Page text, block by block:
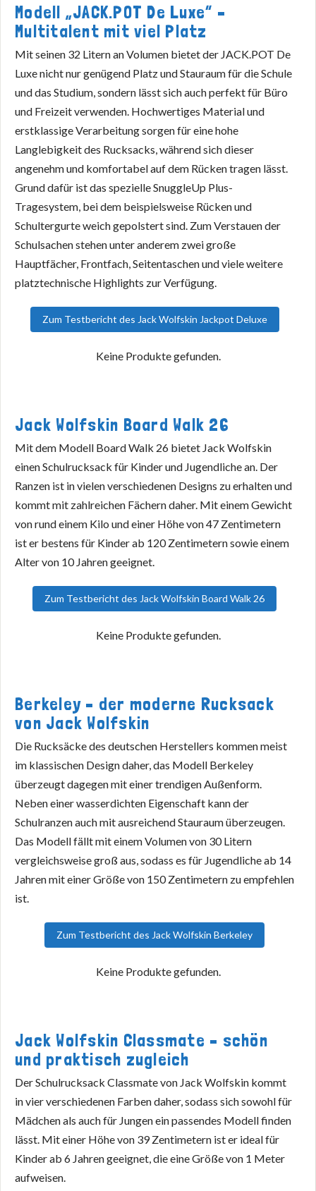
Modell „JACK.POT De Luxe“ –
Multitalent mit viel Platz
Mit seinen 32 Litern an Volumen bietet der JACK.POT De
Luxe nicht nur genügend Platz und Stauraum für die Schule
und das Studium, sondern lässt sich auch perfekt für Büro
und Freizeit verwenden. Hochwertiges Material und
erstklassige Verarbeitung sorgen für eine hohe
Langlebigkeit des Rucksacks, während sich dieser
angenehm und komfortabel auf dem Rücken tragen lässt.
Grund dafür ist das spezielle SnuggleUp Plus-
Tragesystem, bei dem beispielsweise Rücken und
Schultergurte weich gepolstert sind. Zum Verstauen der
Schulsachen stehen unter anderem zwei große
Hauptfächer, Frontfach, Seitentaschen und viele weitere
platztechnische Highlights zur Verfügung.
Zum Testbericht des Jack Wolfskin Jackpot Deluxe
Keine Produkte gefunden.
Jack Wolfskin Board Walk 26
Mit dem Modell Board Walk 26 bietet Jack Wolfskin
einen Schulrucksack für Kinder und Jugendliche an. Der
Ranzen ist in vielen verschiedenen Designs zu erhalten und
kommt mit zahlreichen Fächern daher. Mit einem Gewicht
von rund einem Kilo und einer Höhe von 47 Zentimetern
ist er bestens für Kinder ab 120 Zentimetern sowie einem
Alter von 10 Jahren geeignet.
Zum Testbericht des Jack Wolfskin Board Walk 26
Keine Produkte gefunden.
Berkeley – der moderne Rucksack
von Jack Wolfskin
Die Rucksäcke des deutschen Herstellers kommen meist
im klassischen Design daher, das Modell Berkeley
überzeugt dagegen mit einer trendigen Außenform.
Neben einer wasserdichten Eigenschaft kann der
Schulranzen auch mit ausreichend Stauraum überzeugen.
Das Modell fällt mit einem Volumen von 30 Litern
vergleichsweise groß aus, sodass es für Jugendliche ab 14
Jahren mit einer Größe von 150 Zentimetern zu empfehlen
ist.
Zum Testbericht des Jack Wolfskin Berkeley
Keine Produkte gefunden.
Jack Wolfskin Classmate – schön
und praktisch zugleich
Der Schulrucksack Classmate von Jack Wolfskin kommt
in vier verschiedenen Farben daher, sodass sich sowohl für
Mädchen als auch für Jungen ein passendes Modell finden
lässt. Mit einer Höhe von 39 Zentimetern ist er ideal für
Kinder ab 6 Jahren geeignet, die eine Größe von 1 Meter
aufweisen.